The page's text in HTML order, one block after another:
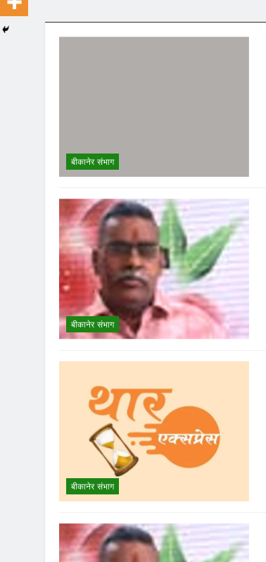
बीकानेर संभाग
बीकानेर संभाग
बीकानेर संभाग